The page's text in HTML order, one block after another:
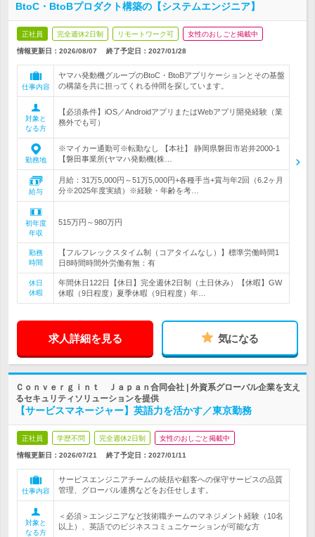
BtoC・BtoBプロダクト構築の【システムエンジニア】
正社員 完全週休2日制 リモートワーク可 女性のおしごと掲載中
情報更新日：2026/08/07 終了予定日： 2027/01/28
仕事内容
ヤマハ発動機グループのBtoC・BtoBアプリケーションとその基盤
の構築を共に担ってくれる仲間を探しています。
対象と
なる方
【必須条件】iOS／AndroidアプリまたはWebアプリ開発経験（業
務外でも可）
勤務地
※マイカー通勤可※転勤なし 【本社】 静岡県磐田市岩井2000-1
【磐田事業所(ヤマハ発動機(株…
給与
月給：31万5,000円～51万5,000円+各種手当+賞与年2回（6.2ヶ月
分※2025年度実績）※経験・年齢を考…
初年度
年収
515万円～980万円
勤務
時間
【フルフレックスタイム制（コアタイムなし）】標準労働時間1
日8時間時間外労働有無：有
休日
休暇
年間休日122日【休日】完全週休2日制（土日休み）【休暇】GW
休暇（9日程度）夏季休暇（9日程度）年…
求人詳細を見る 気になる
Ｃｏｎｖｅｒｇｉｎｔ Ｊａｐａｎ合同会社 | 外資系グローバル企業を支え
るセキュリティソリューションを提供
【サービスマネージャー】英語力を活かす／東京勤務
正社員 学歴不問 完全週休2日制 女性のおしごと掲載中
情報更新日：2026/07/21 終了予定日： 2027/01/11
仕事内容
サービスエンジニアチームの統括や顧客への保守サービスの品質
管理、グローバル連携などをお任せします。
対象と
なる方
＜必須＞エンジニアなど技術職チームのマネジメント経験（10名
以上）、英語でのビジネスコミュニケーションが可能な方